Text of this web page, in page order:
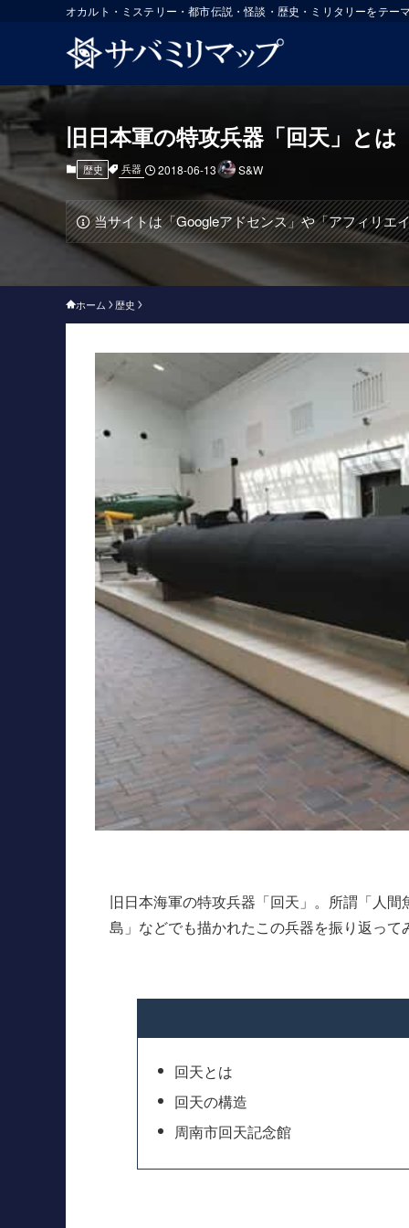
オカルト・ミステリー・都市伝説・怪談・歴史・ミリタリーをテ
旧日本軍の特攻兵器「回天」とは
歴史 兵器 2018-06-13 S&W
当サイトは「Googleアドセンス」や「アフィリエ
ホーム 歴史
旧日本海軍の特攻兵器「回天」。所謂「人
島」などでも描かれたこの兵器を振り返って
回天とは
回天の構造
周南市回天記念館